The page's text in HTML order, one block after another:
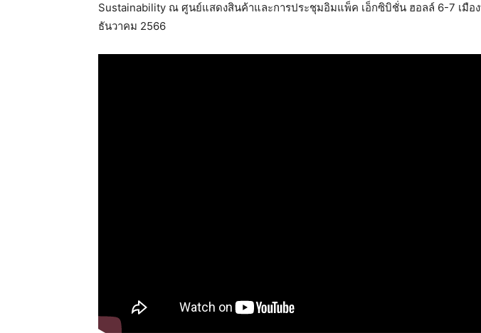
Sustainability ณ ศูนย์แสดงสินค้าและการประชุมอิมแพ็ค เอ็กซิบิชั่น ฮอลล์ 6-7 เมือง
ธันวาคม 2566